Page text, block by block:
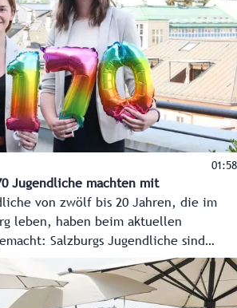
01:58
Jugendliche machten mit
von zwölf bis 20 Jahren, die im
leben, haben beim aktuellen
Salzburgs Jugendliche sind
manche Sorgen bleiben.